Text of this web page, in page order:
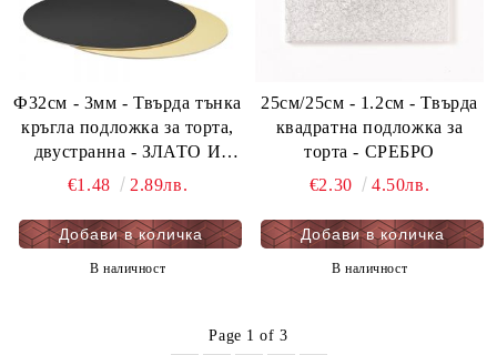
Ф32см - 3мм - Твърда тънка
кръгла подложка за торта,
двустранна - ЗЛАТО И
ЧЕРНО - мукава - 1 бр.
€1.48 2.89лв.
В наличност
25см/25см - 1.2см - Твърда
квадратна подложка за
торта - СРЕБРО
€2.30
4.50лв.
В наличност
Page 1 of 3